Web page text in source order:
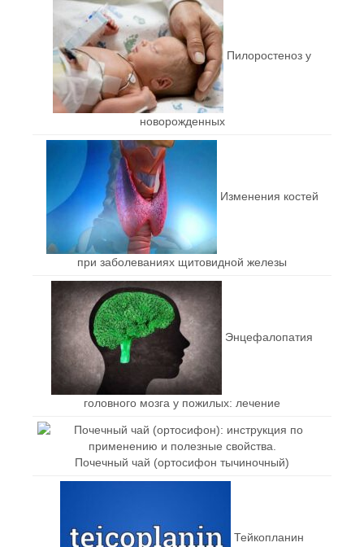
Пилоростеноз у
новорожденных
Изменения костей
при заболеваниях щитовидной железы
Энцефалопатия
головного мозга у пожилых: лечение
Почечный чай (ортосифон тычиночный)
Тейкопланин